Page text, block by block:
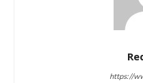
https://